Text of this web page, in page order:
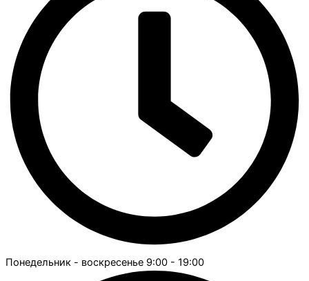
Понедельник - воскресенье 9:00 - 19:00